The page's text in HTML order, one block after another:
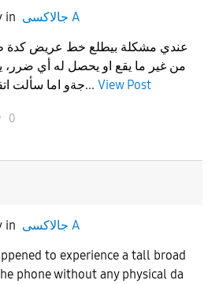
in
جالاكسى A
عندي مشكلة بيطلع خط عريض كدة
من غير ما يقع او يحصل له أي ضرر،
جةو اما سألت اتقال لي انه بسبب انه مش... View Post
0
in
جالاكسى A
to experience a tall broad
phone without any physical da